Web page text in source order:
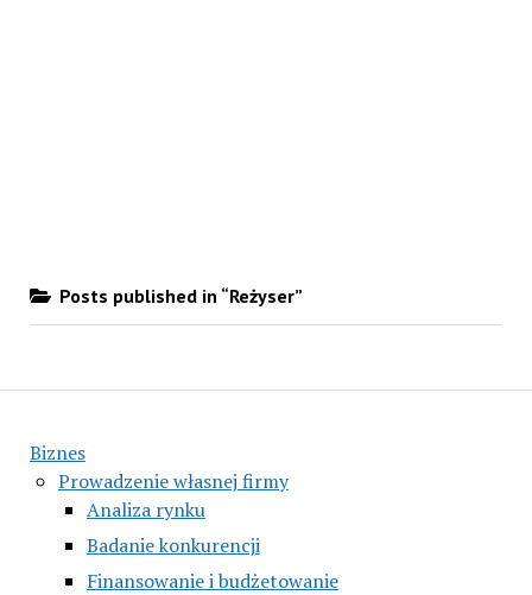
Biznes
Prowadzenie własnej firmy
Analiza rynku
Badanie konkurencji
Finansowanie i budżetowanie
Posts published in “Reżyser”